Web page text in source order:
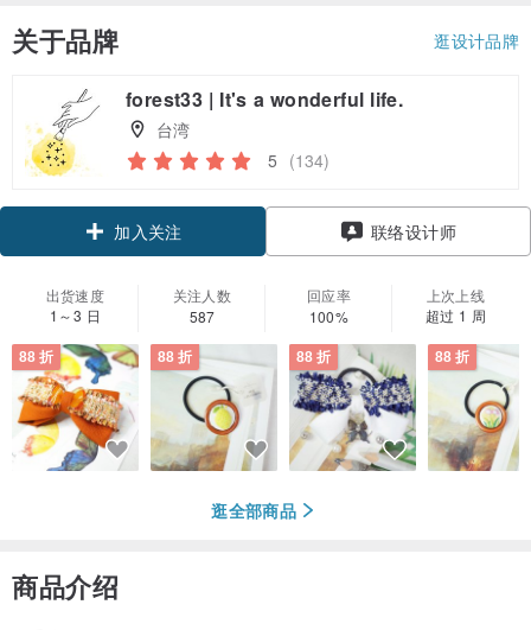
关于品牌 逛设计品牌
forest33 | It's a wonderful life.
台湾
5 (134)
加入关注 联络设计师
出货速度
1～3 日
关注人数
587
回应率
100%
上次上线
超过 1 周
88 折 88 折 88 折 88 折
逛全部商品
商品介绍